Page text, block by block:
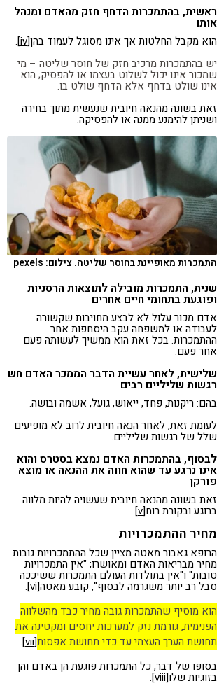
ראשית, בהתמכרות הדחף חזק מהאדם ומנהל
אותו
הוא מקבל החלטות אך אינו מסוגל לעמוד בהן[iv]
.
יש בהתמכרות מרכיב חזק של חוסר שליטה – מי
שמכור אינו יכול לשלוט בעצמו או להפסיק; הוא
אינו שולט בדחף אלא הדחף שולט בו.
זאת בשונה מהנאה חיובית שנעשית מתוך בחירה
ושניתן להימנע ממנה או להפסיקה.
התמכרות מאופיינת בחוסר שליטה. צילום: pexels
שנית, התמכרות מובילה לתוצאות הרסניות
ופוגעת בתחומי חיים אחרים
אדם מכור עלול לא לבצע מחויבות שקשורה
לעבודה או למשפחה עקב היסחפות אחר
ההתמכרות. בכל זאת הוא ממשיך לעשותה פעם
אחר פעם.
שלישית, לאחר עשיית הדבר הממכר האדם חש
רגשות שליליים רבים
בהם: ריקנות, פחד, ייאוש, גועל, אשמה ובושה.
לעומת זאת, לאחר הנאה חיובית לרוב לא מופיעים
שלל של רגשות שליליים.
לבסוף, בהתמכרות האדם נמצא בסטרס והוא
אינו נרגע עד שהוא חווה את ההנאה או מוצא
פורקן
זאת בשונה מהנאה חיובית שעשויה להיות מלווה
ברוגע ובקורת רוח[v]
.
מחיר ההתמכרויות
הרופא גאבור מאטה מציין שכל ההתמכרויות גובות
מחיר מבריאות האדם ומאושרו; "אין התמכרויות
טובות" ו"אין בתולדות העולם התמכרות ששיככה
סבל רב יותר משגרמה לבסוף", קובע מאטה[vi]
.
הוא מוסיף שהתמכרות גובה מחיר כבד מהשלווה
הפנימית, גורמת נזק למערכות יחסים ומקטינה את
תחושת הערך העצמי עד כדי תחושת אפסות[vii]
.
בסופו של דבר, כל התמכרות פוגעת הן באדם והן
בזוגיות שלו[viii]
.